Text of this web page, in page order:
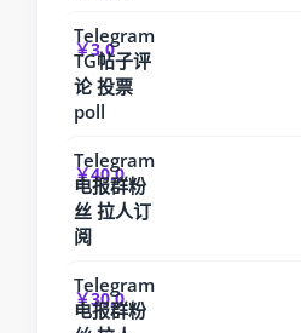
Telegram
TG帖子评
论 投票
poll
￥3.0
Telegram
电报群粉
丝 拉人订
阅
￥40.0
Telegram
电报群粉
￥30.0